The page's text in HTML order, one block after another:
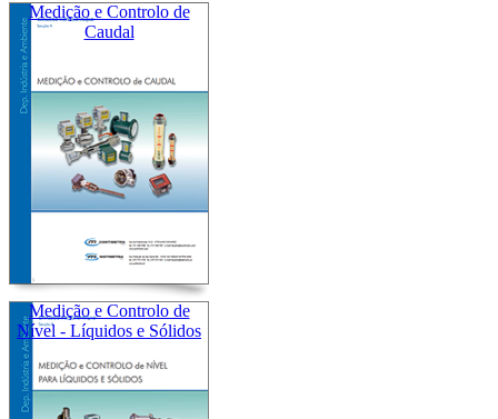
Medição e Controlo de
Caudal
Medição e Controlo de
Nível - Líquidos e Sólidos